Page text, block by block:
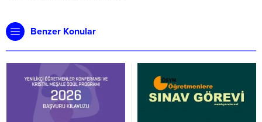
Benzer Konular